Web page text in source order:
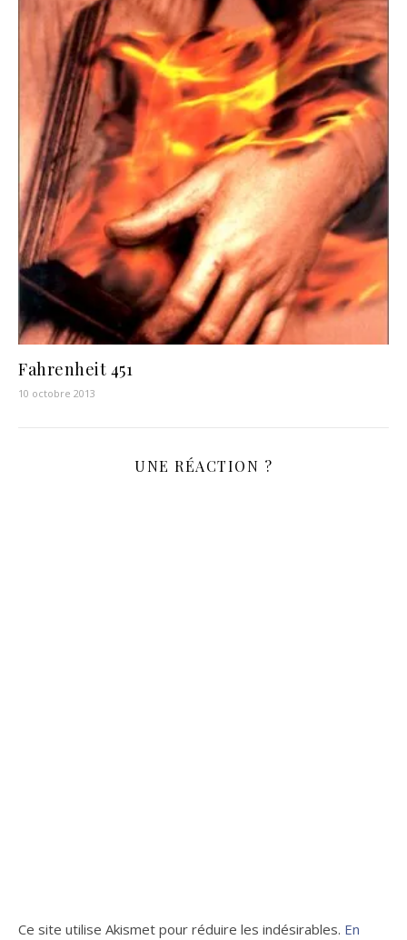
Fahrenheit 451
10 octobre 2013
UNE RÉACTION ?
Ce site utilise Akismet pour réduire les indésirables. En